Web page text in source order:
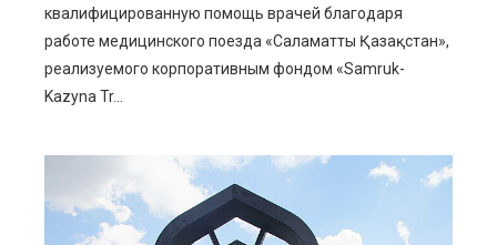
квалифицированную помощь врачей благодаря
работе медицинского поезда «Саламатты Қазақстан»,
реализуемого корпоративным фондом «Samruk-
Kazyna Tr...